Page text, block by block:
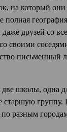
на который
друзей со
своими
письменный
школы, одна
старшую
разным